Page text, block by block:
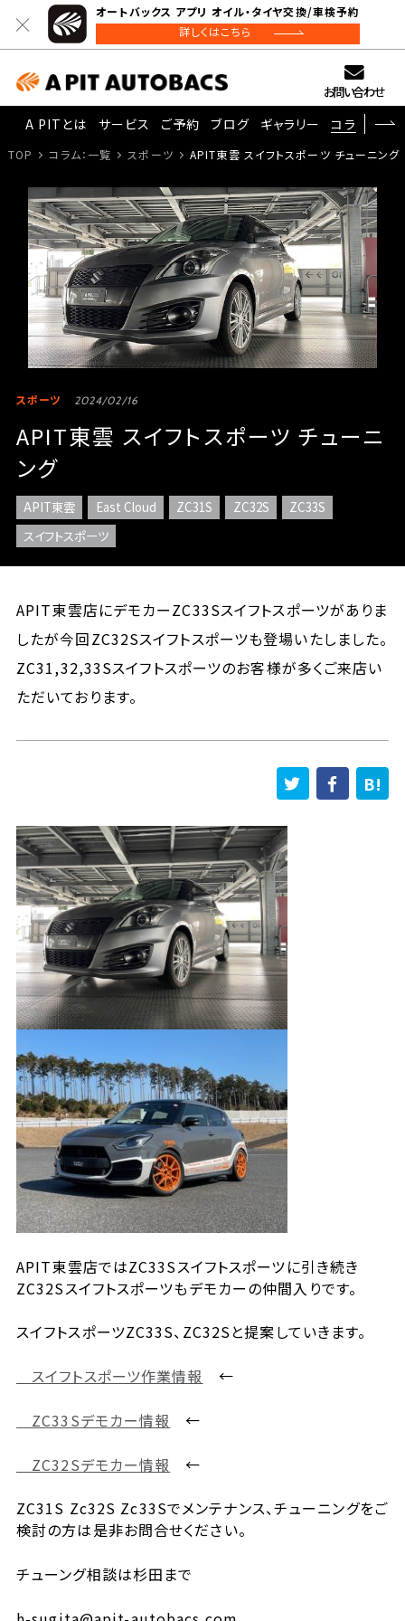
オートバックス アプリ オイル・タイヤ交換/車検予約
詳しくはこちら
お問い合わせ
A PITとは
サービス ご予約 ブログ ギャラリー コラム
TOP コラム：一覧 スポーツ APIT東雲 スイフトスポーツ チューニング
スポーツ 2024/02/16
APIT東雲 スイフトスポーツ チューニ
ング
APIT東雲 East Cloud ZC31S ZC32S
ZC33S
スイフトスポーツ
APIT東雲店にデモカーZC33Sスイフトスポーツがありま
したが今回ZC32Sスイフトスポーツも登場いたしました。
ZC31,32,33Sスイフトスポーツのお客様が多くご来店い
ただいております。
APIT東雲店ではZC33Sスイフトスポーツに引き続き
ZC32Sスイフトスポーツもデモカーの仲間入りです。
スイフトスポーツZC33S、ZC32Sと提案していきます。
スイフトスポーツ作業情報 ←
ZC33Sデモカー情報 ←
ZC32Sデモカー情報 ←
ZC31S Zc32S Zc33Sでメンテナンス、チューニングをご
検討の方は是非お問合せください。
チューング相談は杉田まで